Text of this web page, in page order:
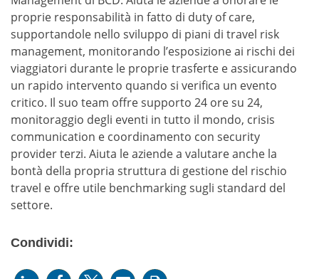
proprie responsabilità in fatto di duty of care,
supportandole nello sviluppo di piani di travel risk
management, monitorando l’esposizione ai rischi dei
viaggiatori durante le proprie trasferte e assicurando
un rapido intervento quando si verifica un evento
critico. Il suo team offre supporto 24 ore su 24,
monitoraggio degli eventi in tutto il mondo, crisis
communication e coordinamento con security
provider terzi. Aiuta le aziende a valutare anche la
bontà della propria struttura di gestione del rischio
travel e offre utile benchmarking sugli standard del
settore.
Condividi: